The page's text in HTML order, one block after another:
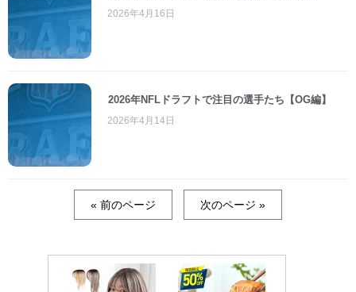
2026年4月16日
2026年NFLドラフトで注目の選手たち【OG編】
2026年4月14日
« 前のページ 次のページ »